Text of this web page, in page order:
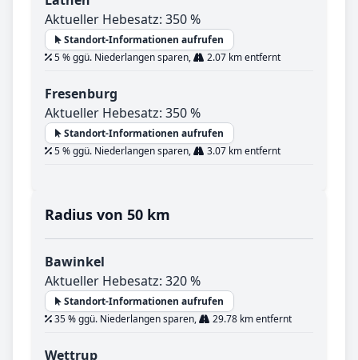
Aktueller Hebesatz: 350 %
Standort-Informationen aufrufen
5 % ggü. Niederlangen sparen,
2.07 km entfernt
Fresenburg
Aktueller Hebesatz: 350 %
Standort-Informationen aufrufen
5 % ggü. Niederlangen sparen,
3.07 km entfernt
Radius von 50 km
Bawinkel
Aktueller Hebesatz: 320 %
Standort-Informationen aufrufen
35 % ggü. Niederlangen sparen,
29.78 km entfernt
Wettrup